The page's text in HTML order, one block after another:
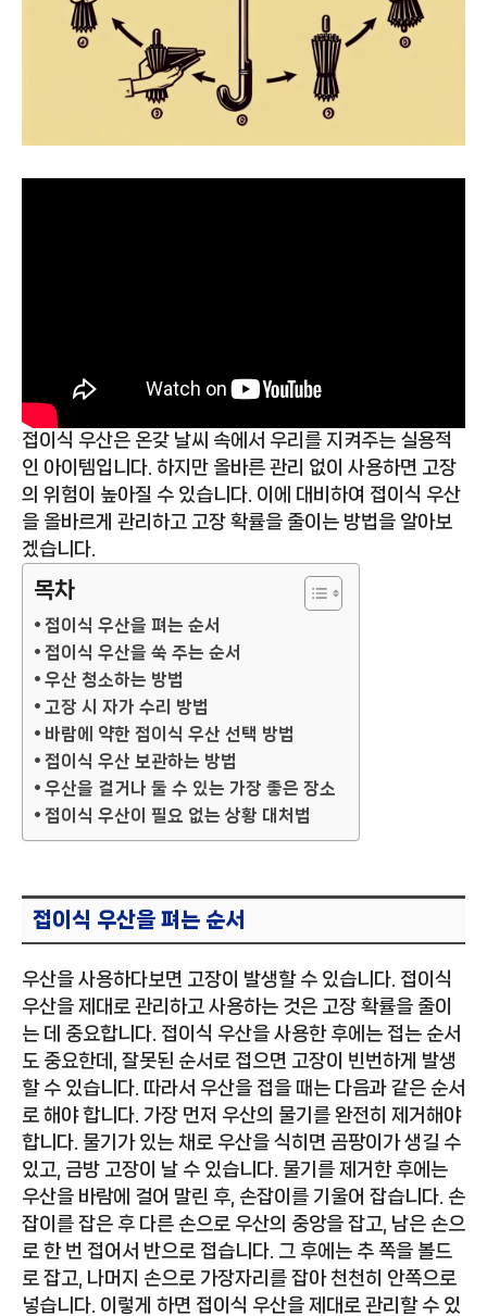
접이식 우산은 온갖 날씨 속에서 우리를 지켜주는 실용적
인 아이템입니다. 하지만 올바른 관리 없이 사용하면 고장
의 위험이 높아질 수 있습니다. 이에 대비하여 접이식 우산
을 올바르게 관리하고 고장 확률을 줄이는 방법을 알아보
겠습니다.
목차
접이식 우산을 펴는 순서
접이식 우산을 쑥 주는 순서
우산 청소하는 방법
고장 시 자가 수리 방법
바람에 약한 접이식 우산 선택 방법
접이식 우산 보관하는 방법
우산을 걸거나 둘 수 있는 가장 좋은 장소
접이식 우산이 필요 없는 상황 대처법
접이식 우산을 펴는 순서
우산을 사용하다보면 고장이 발생할 수 있습니다. 접이식
우산을 제대로 관리하고 사용하는 것은 고장 확률을 줄이
는 데 중요합니다. 접이식 우산을 사용한 후에는 접는 순서
도 중요한데, 잘못된 순서로 접으면 고장이 빈번하게 발생
할 수 있습니다. 따라서 우산을 접을 때는 다음과 같은 순서
로 해야 합니다. 가장 먼저 우산의 물기를 완전히 제거해야
합니다. 물기가 있는 채로 우산을 식히면 곰팡이가 생길 수
있고, 금방 고장이 날 수 있습니다. 물기를 제거한 후에는
우산을 바람에 걸어 말린 후, 손잡이를 기울어 잡습니다. 손
잡이를 잡은 후 다른 손으로 우산의 중앙을 잡고, 남은 손으
로 한 번 접어서 반으로 접습니다. 그 후에는 추 쪽을 볼드
로 잡고, 나머지 손으로 가장자리를 잡아 천천히 안쪽으로
넣습니다. 이렇게 하면 접이식 우산을 제대로 관리할 수 있